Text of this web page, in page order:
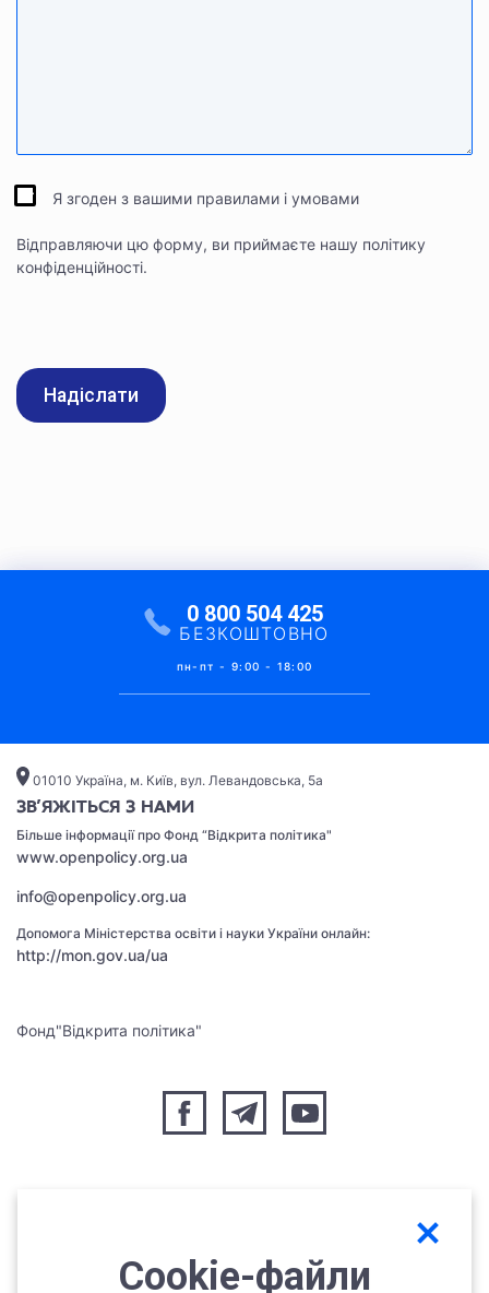
Я згоден з вашими правилами і умовами
Відправляючи цю форму, ви приймаєте нашу політику
конфіденційності.
Сookie-файли
0 800 504 425
БЕЗКОШТОВНО
пн-пт - 9:00 - 18:00
01010 Україна, м. Київ, вул. Левандовська, 5а
ЗВ’ЯЖІТЬСЯ З НАМИ
Бiльше iнформацiї про Фонд “Вiдкрита полiтика"
www.openpolicy.org.ua
info@openpolicy.org.ua
Допомога Міністерства освіти і науки України онлайн:
http://mon.gov.ua/ua
Фонд"Відкрита політика"